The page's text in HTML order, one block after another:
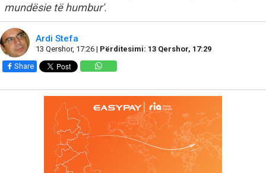
mundësie të humbur'.
Ardi Stefa
13 Qershor, 17:26 | Përditesimi: 13 Qershor, 17:29
Share